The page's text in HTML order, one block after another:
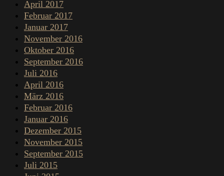
April 2017
Februar 2017
Januar 2017
November 2016
Oktober 2016
September 2016
Juli 2016
April 2016
März 2016
Februar 2016
Januar 2016
Dezember 2015
November 2015
September 2015
Juli 2015